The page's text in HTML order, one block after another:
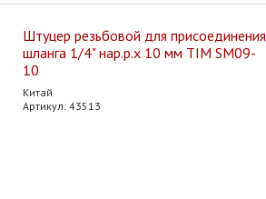
Штуцер резьбовой для присоединения
шланга 1/4" нар.р.х 10 мм TIM SM09-
10
Китай
Артикул: 43513